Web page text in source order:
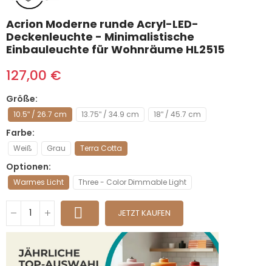
Acrion Moderne runde Acryl-LED-
Deckenleuchte - Minimalistische
Einbauleuchte für Wohnräume HL2515
127,00 €
Größe
10.5ʺ / 26.7 cm 13.75ʺ / 34.9 cm 18ʺ / 45.7 cm
Farbe
Weiß Grau Terra Cotta
Optionen
Warmes Licht Three - Color Dimmable Light
JETZT KAUFEN